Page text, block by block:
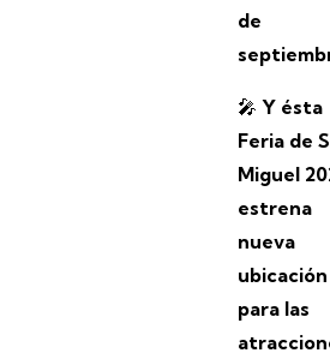
de
🎤Y ésta
Feria de
Miguel
estrena
nueva
ubicación
para las